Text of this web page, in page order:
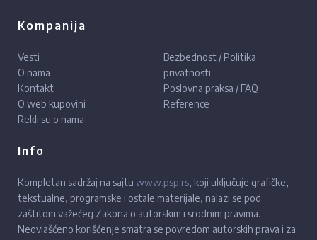
Kompanija
Vesti
O nama
Kontakt
O web kupovini
Rekli su o nama
Bezbednost / Politika
privatnosti
Poslovna praksa / FAQ
Reference
Info
Kompletan sadržaj na sajtu www.psp.rs, koji uključuje grafičke,
tekstualne, programske i ostale materijale, nalazi se pod
zaštitom važećeg Zakona o autorskim i srodnim pravima.
Neovlašćeno korišćenje smatra se povredom autorskih prava i za